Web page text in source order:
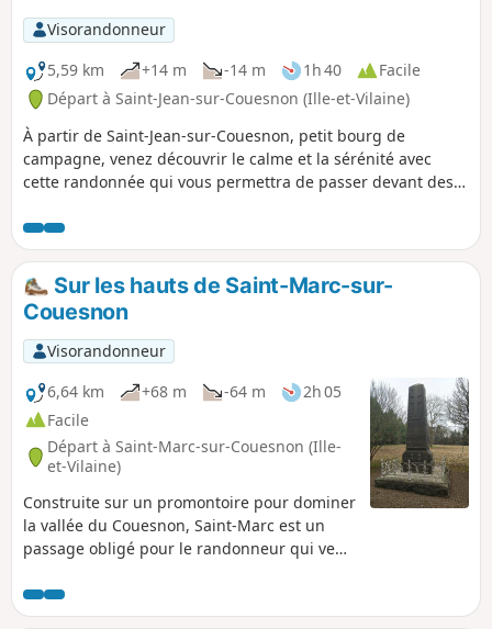
Visorandonneur
5,59 km
+14 m -14 m 1h 40
Facile
Départ à Saint-Jean-sur-Couesnon (Ille-et-Vilaine)
À partir de Saint-Jean-sur-Couesnon, petit bourg de
campagne, venez découvrir le calme et la sérénité avec
cette randonnée qui vous permettra de passer devant des
Couesnon.
Sur les hauts de Saint-Marc-sur-
Couesnon
Visorandonneur
6,64 km
+68 m -64 m
2h 05
Facile
Départ à Saint-Marc-sur-Couesnon (Ille-
et-Vilaine)
Construite sur un promontoire pour dominer
la vallée du Couesnon, Saint-Marc est un
passage obligé pour le randonneur qui veut
circuit, par temps clair, le Mont est
omniprésent.